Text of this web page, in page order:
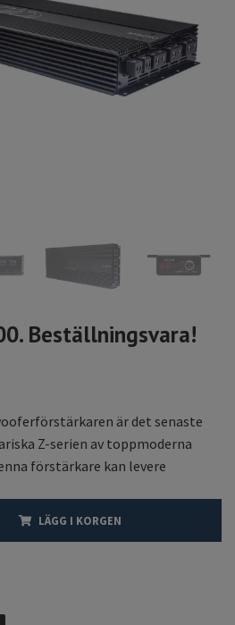
Beställningsvara!
är det senaste
Z-serien av toppmoderna
förstärkare kan levere
LÄGG I KORGEN